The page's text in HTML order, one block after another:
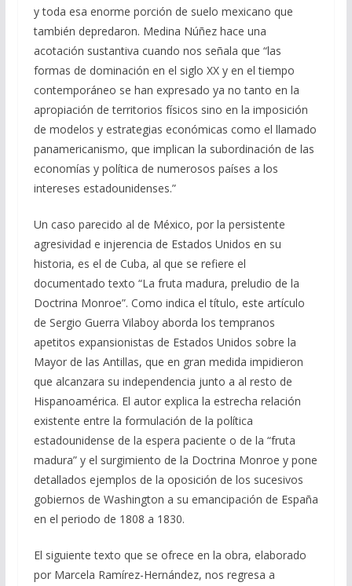
y toda esa enorme porción de suelo mexicano que
también depredaron. Medina Núñez hace una
acotación sustantiva cuando nos señala que “las
formas de dominación en el siglo XX y en el tiempo
contemporáneo se han expresado ya no tanto en la
apropiación de territorios físicos sino en la imposición
de modelos y estrategias económicas como el llamado
panamericanismo, que implican la subordinación de las
economías y política de numerosos países a los
intereses estadounidenses.”
Un caso parecido al de México, por la persistente
agresividad e injerencia de Estados Unidos en su
historia, es el de Cuba, al que se refiere el
documentado texto “La fruta madura, preludio de la
Doctrina Monroe”. Como indica el título, este artículo
de Sergio Guerra Vilaboy aborda los tempranos
apetitos expansionistas de Estados Unidos sobre la
Mayor de las Antillas, que en gran medida impidieron
que alcanzara su independencia junto a al resto de
Hispanoamérica. El autor explica la estrecha relación
existente entre la formulación de la política
estadounidense de la espera paciente o de la “fruta
madura” y el surgimiento de la Doctrina Monroe y pone
detallados ejemplos de la oposición de los sucesivos
gobiernos de Washington a su emancipación de España
en el periodo de 1808 a 1830.
El siguiente texto que se ofrece en la obra, elaborado
por Marcela Ramírez-Hernández, nos regresa a